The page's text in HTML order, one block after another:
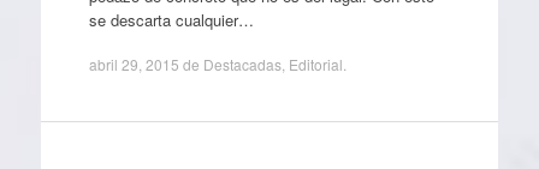
se descarta cualquier…
abril 29, 2015 de Destacadas, Editorial